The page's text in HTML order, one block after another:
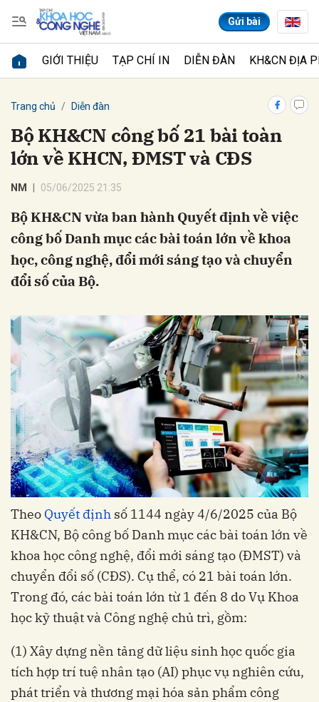
Gửi bài
GIỚI THIỆU TẠP CHÍ IN DIỄN ĐÀN KH&CN ĐỊA
Trang chủ Diễn đàn
Bộ KH&CN công bố 21 bài toàn
lớn về KHCN, ĐMST và CĐS
NM 05/06/2025 21:35
Bộ KH&CN vừa ban hành Quyết định về việc
công bố Danh mục các bài toán lớn về khoa
học, công nghệ, đổi mới sáng tạo và chuyển
đổi số của Bộ.
Theo Quyết định số 1144 ngày 4/6/2025 của Bộ
KH&CN, Bộ công bố Danh mục các bài toán lớn về
khoa học công nghệ, đổi mới sáng tạo (ĐMST) và
chuyển đổi số (CĐS). Cụ thể, có 21 bài toán lớn.
Trong đó, các bài toán lớn từ 1 đến 8 do Vụ Khoa
học kỹ thuật và Công nghệ chủ trì, gồm:
(1) Xây dựng nền tảng dữ liệu sinh học quốc gia
tích hợp trí tuệ nhân tạo (AI) phục vụ nghiên cứu,
phát triển và thương mại hóa sản phẩm công
Gửi bình luận
Hủy Gửi